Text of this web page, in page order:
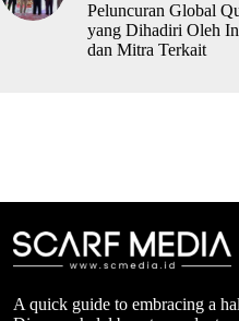
Peluncuran Global
yang Dihadiri Oleh
dan Mitra Terkait
A quick guide to embracing a